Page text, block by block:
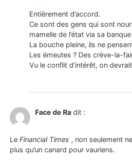
Entièrement d’accord.
Ce sont des gens qui sont
mamelle de l’état via sa
La bouche pleine, ils ne
Les émeutes ? Des crève-la-
Vu le conflit d’intérêt, on
Face de Ra dit :
Le Financial Times , non seulement
plus qu’un canard pour vauriens.